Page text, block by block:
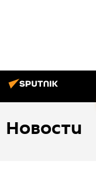
Новости